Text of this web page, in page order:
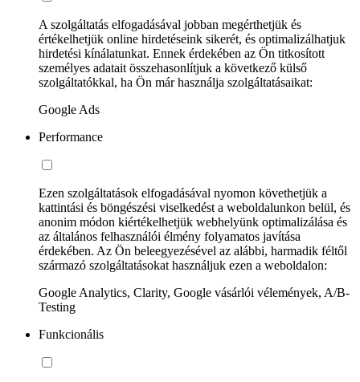
A szolgáltatás elfogadásával jobban megérthetjük és
értékelhetjük online hirdetéseink sikerét, és optimalizálhatjuk
hirdetési kínálatunkat. Ennek érdekében az Ön titkosított
személyes adatait összehasonlítjuk a következő külső
szolgáltatókkal, ha Ön már használja szolgáltatásaikat:
Google Ads
Performance
Ezen szolgáltatások elfogadásával nyomon követhetjük a
kattintási és böngészési viselkedést a weboldalunkon belül, és
anonim módon kiértékelhetjük webhelyünk optimalizálása és
az általános felhasználói élmény folyamatos javítása
érdekében. Az Ön beleegyezésével az alábbi, harmadik féltől
származó szolgáltatásokat használjuk ezen a weboldalon:
Google Analytics, Clarity, Google vásárlói vélemények, A/B-
Testing
Funkcionális